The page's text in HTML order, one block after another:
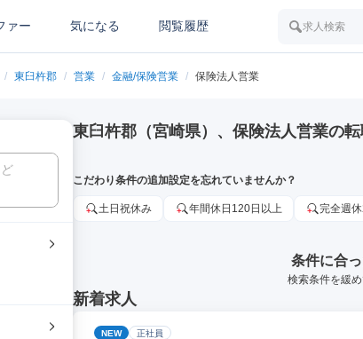
ァー 気になる 閲覧履歴 求人検索
/ 東臼杵郡 / 営業 / 金融/保険営業 / 保険法人営業
東臼杵郡（宮崎県）、保険法人営業の
こだわり条件の追加設定を忘れていませんか？
土日祝休み 年間休日120日以上 完全週休
条件に合
検索条件を緩
新着求人
NEW 正社員